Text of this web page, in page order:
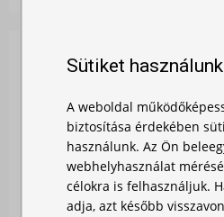
Sütiket használunk
A weboldal
biztosítása érdekében
használunk. Az Ön
webhelyhasználat
célokra is felhasználjuk.
adja, azt később